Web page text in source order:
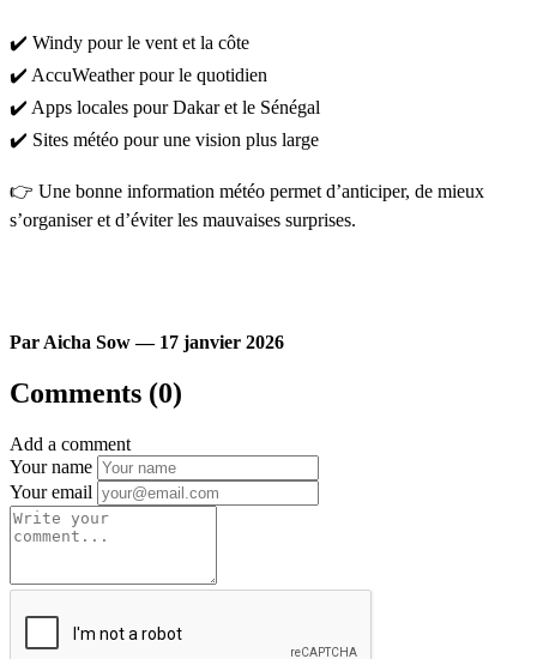
✔️ Windy pour le vent et la côte
✔️ AccuWeather pour le quotidien
✔️ Apps locales pour Dakar et le Sénégal
✔️ Sites météo pour une vision plus large
👉 Une bonne information météo permet d’anticiper, de mieux
s’organiser et d’éviter les mauvaises surprises.
Par Aicha Sow — 17 janvier 2026
Comments (0)
Add a comment
Your name
Your email